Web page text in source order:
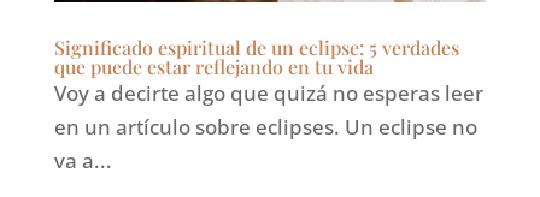
Significado espiritual de un eclipse: 5 verdades
que puede estar reflejando en tu vida
Voy a decirte algo que quizá no esperas leer
en un artículo sobre eclipses. Un eclipse no
va a...